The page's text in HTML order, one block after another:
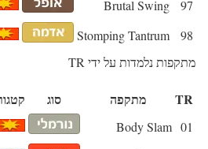
97
Brutal Swing
98
Stomping Tantrum
מתקפות נלמדות על ידי TR
TR מתקפה סוג
01
Body Slam